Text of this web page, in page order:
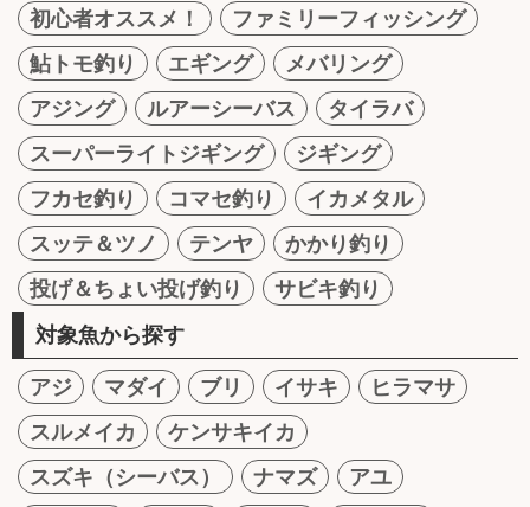
初心者オススメ！
ファミリーフィッシング
鮎トモ釣り
エギング
メバリング
アジング
ルアーシーバス
タイラバ
スーパーライトジギング
ジギング
フカセ釣り
コマセ釣り
イカメタル
スッテ＆ツノ
テンヤ
かかり釣り
投げ＆ちょい投げ釣り
サビキ釣り
対象魚から探す
アジ マダイ ブリ イサキ
ヒラマサ
スルメイカ
ケンサキイカ
スズキ（シーバス）
ナマズ
アユ